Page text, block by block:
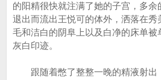
的阳精很快就注满了她的子宫，多
退出而流出王悦可的体外，洒落在秀
毛和洁白的阴阜上以及白净的床单被
灰白印迹。
跟随着憋了整整一晚的精液射出